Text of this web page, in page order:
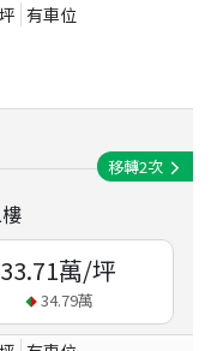
坪 有車位
移轉2次
33.71萬/坪
34.79萬